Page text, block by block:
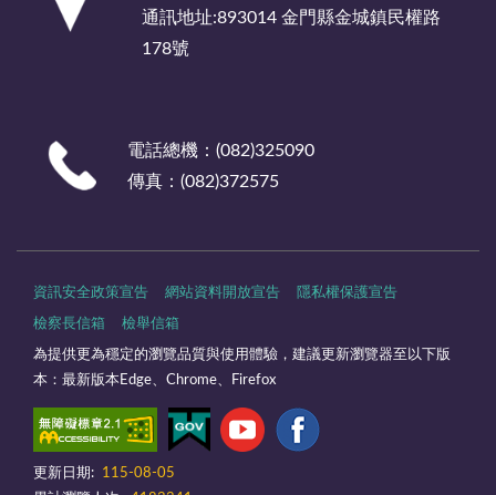
通訊地址:893014 金門縣金城鎮民權路
178號
電話總機：(082)325090
傳真：(082)372575
資訊安全政策宣告 網站資料開放宣告 隱私權保護宣告
檢察長信箱 檢舉信箱
為提供更為穩定的瀏覽品質與使用體驗，建議更新瀏覽器至以下版
本：最新版本Edge、Chrome、Firefox
更新日期:
115-08-05